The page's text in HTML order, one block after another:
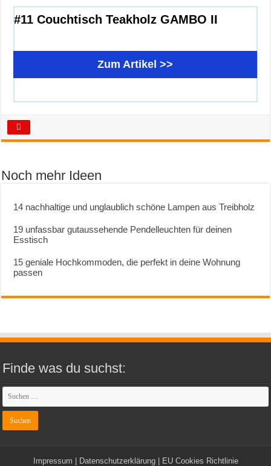
#11 Couchtisch Teakholz GAMBO II
Zum Artikel >>
Noch mehr Ideen
14 nachhaltige und unglaublich schöne Lampen aus Treibholz
19 unfassbar gutaussehende Pendelleuchten für deinen
Esstisch
15 geniale Hochkommoden, die perfekt in deine Wohnung
passen
Finde was du suchst:
Impressum | Datenschutzerklärung| EU Cookies Richtlinie